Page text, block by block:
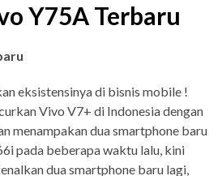
Y75A Terbaru
eksistensinya di bisnis mobile !
Vivo V7+ di Indonesia dengan
menampakan dua smartphone baru
pada beberapa waktu lalu, kini
dua smartphone baru lagi,